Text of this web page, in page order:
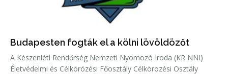
Budapesten fogták el a kölni lövöldözőt
A Készenléti Rendőrség Nemzeti Nyomozó Iroda (KR NNI)
Életvédelmi és Célkörözési Főosztály Célkörözési Osztály